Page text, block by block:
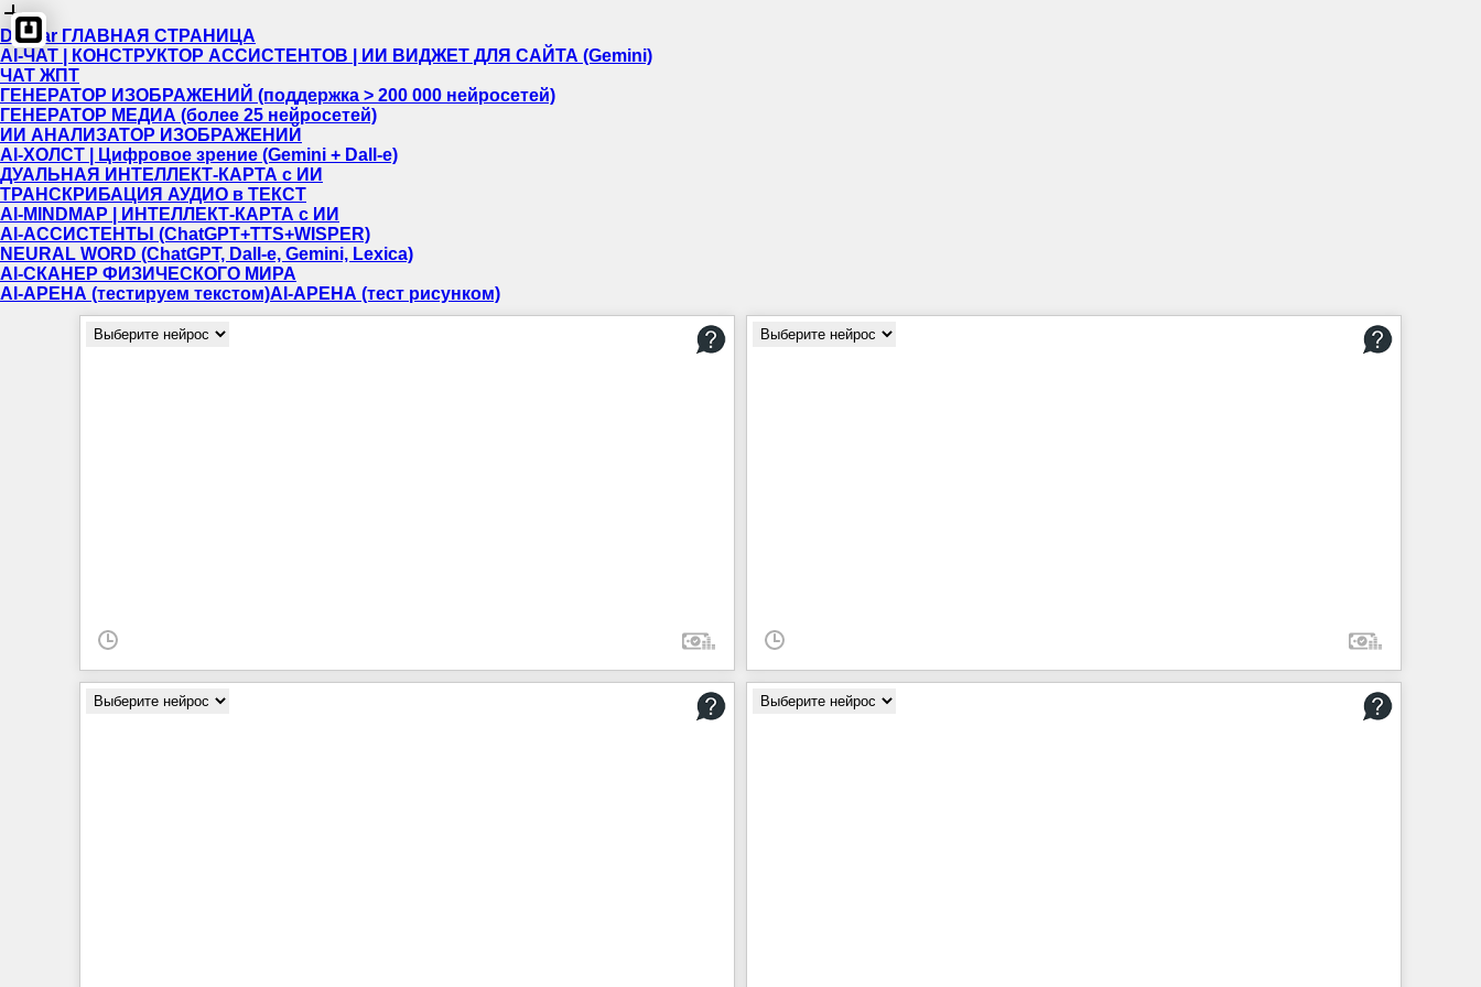
Dewiar ГЛАВНАЯ СТРАНИЦА
AI-ЧАТ | КОНСТРУКТОР АССИСТЕНТОВ | ИИ ВИДЖЕТ ДЛЯ САЙТА (Gemini)
ЧАТ ЖПТ
ГЕНЕРАТОР ИЗОБРАЖЕНИЙ (поддержка > 200 000 нейросетей)
ГЕНЕРАТОР МЕДИА (более 25 нейросетей)
ИИ АНАЛИЗАТОР ИЗОБРАЖЕНИЙ
AI-ХОЛСТ | Цифровое зрение (Gemini + Dall-e)
ДУАЛЬНАЯ ИНТЕЛЛЕКТ-КАРТА c ИИ
ТРАНСКРИБАЦИЯ АУДИО в ТЕКСТ
AI-MINDMAP | ИНТЕЛЛЕКТ-КАРТА c ИИ
AI-АССИСТЕНТЫ (ChatGPT+TTS+WISPER)
NEURAL WORD (ChatGPT, Dall-e, Gemini, Lexica)
AI-СКАНЕР ФИЗИЧЕСКОГО МИРА
AI-АРЕНА (тестируем текстом)AI-АРЕНА (тест рисунком)